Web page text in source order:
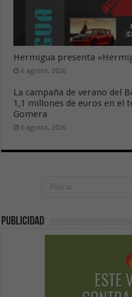
Hermigua presenta
6 agosto, 2026
La campaña de verano del
1,1 millones de euros en el
Gomera
6 agosto, 2026
Publicidad